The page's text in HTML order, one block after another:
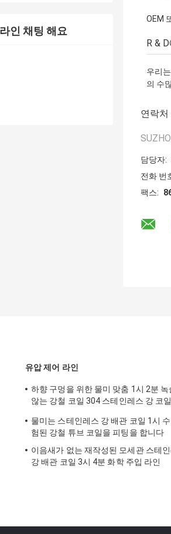
인 채팅 해요
OEM
R & D
우리
의 수
연락
담당자:
전화 번
팩스:
유압 제어 라인
하향 구멍을 위한 물미 맞춤 1시 2분 녹
않는 강철 코일 304 스테인레스 강 코
물미는 스테인레스 강 배관 코일 1시 수
험된 강철 튜브 코일을 피팅을 합니다
이음새가 없는 재작성된 모세관 스테
강 배관 코일 3시 4분 화학 주입 라인